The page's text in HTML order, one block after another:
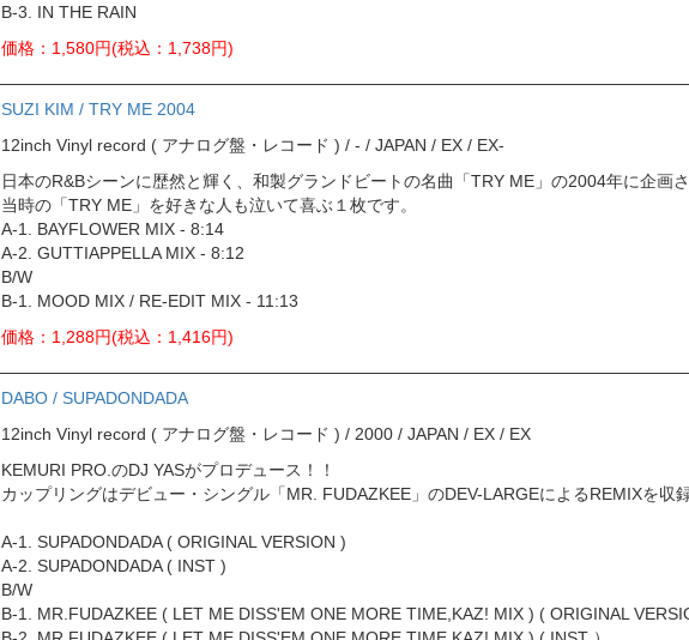
B-3. IN THE RAIN
価格：1,580円(税込：1,738円)
SUZI KIM / TRY ME 2004
12inch Vinyl record ( アナログ盤・レコード ) / - / JAPAN / EX / EX-
日本のR&Bシーンに歴然と輝く、和製グランドビートの名曲「TRY ME」の2004年に企画
当時の「TRY ME」を好きな人も泣いて喜ぶ１枚です。
A-1. BAYFLOWER MIX - 8:14
A-2. GUTTIAPPELLA MIX - 8:12
B/W
B-1. MOOD MIX / RE-EDIT MIX - 11:13
価格：1,288円(税込：1,416円)
DABO / SUPADONDADA
12inch Vinyl record ( アナログ盤・レコード ) / 2000 / JAPAN / EX / EX
KEMURI PRO.のDJ YASがプロデュース！！
カップリングはデビュー・シングル「MR. FUDAZKEE」のDEV-LARGEによるREMIXを収録
A-1. SUPADONDADA ( ORIGINAL VERSION )
A-2. SUPADONDADA ( INST )
B/W
B-1. MR.FUDAZKEE ( LET ME DISS'EM ONE MORE TIME,KAZ! MIX ) ( ORIGINAL